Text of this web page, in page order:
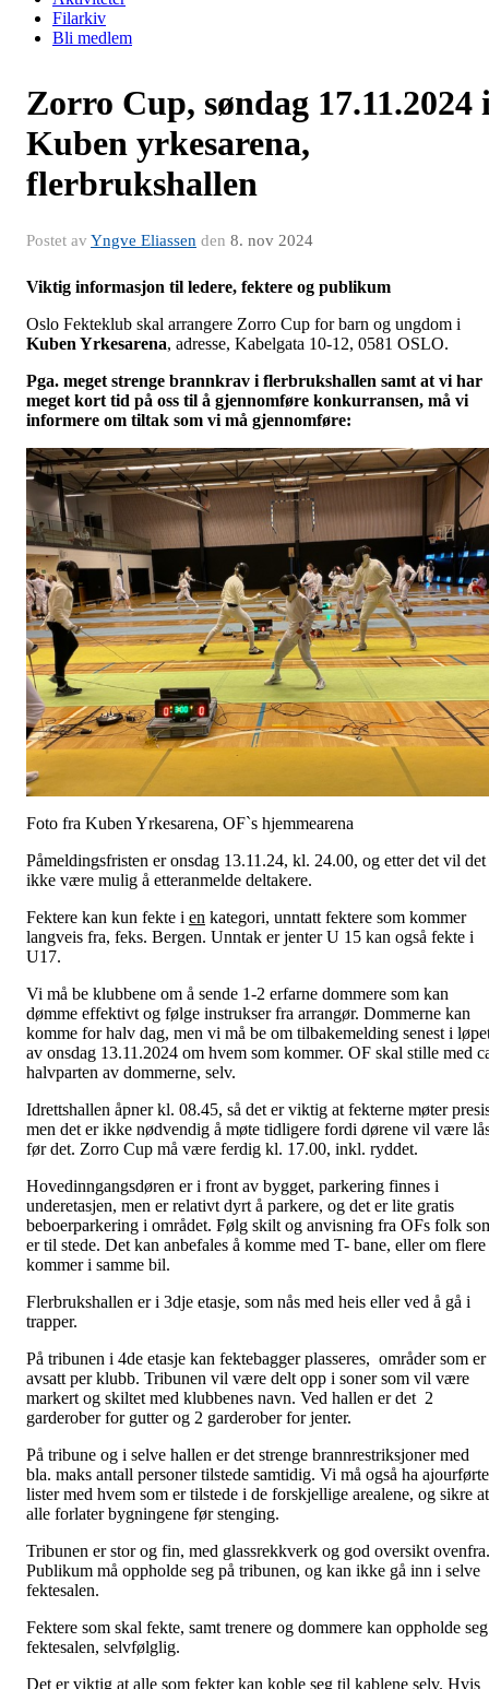
Filarkiv
Bli medlem
Zorro Cup, søndag 17.11.2024
Kuben yrkesarena,
flerbrukshallen
Postet av Yngve Eliassen den 8. nov 2024
Viktig informasjon til ledere, fektere og publikum
Oslo Fekteklub skal arrangere Zorro Cup for barn og ungdom i
Kuben Yrkesarena, adresse, Kabelgata 10-12, 0581 OSLO.
Pga. meget strenge brannkrav i flerbrukshallen samt at vi har
meget kort tid på oss til å gjennomføre konkurransen, må vi
informere om tiltak som vi må gjennomføre:
Foto fra Kuben Yrkesarena, OF`s hjemmearena
Påmeldingsfristen er onsdag 13.11.24, kl. 24.00, og etter det vil det
ikke være mulig å etteranmelde deltakere.
Fektere kan kun fekte i en kategori, unntatt fektere som kommer
langveis fra, feks. Bergen. Unntak er jenter U 15 kan også fekte i
U17.
Vi må be klubbene om å sende 1-2 erfarne dommere som kan
dømme effektivt og følge instrukser fra arrangør. Dommerne kan
komme for halv dag, men vi må be om tilbakemelding senest i
av onsdag 13.11.2024 om hvem som kommer. OF skal stille med
halvparten av dommerne, selv.
Idrettshallen åpner kl. 08.45, så det er viktig at fekterne møter
men det er ikke nødvendig å møte tidligere fordi dørene vil være
før det. Zorro Cup må være ferdig kl. 17.00, inkl. ryddet.
Hovedinngangsdøren er i front av bygget, parkering finnes i
underetasjen, men er relativt dyrt å parkere, og det er lite gratis
beboerparkering i området. Følg skilt og anvisning fra OFs folk
er til stede. Det kan anbefales å komme med T- bane, eller om flere
kommer i samme bil.
Flerbrukshallen er i 3dje etasje, som nås med heis eller ved å gå i
trapper.
På tribunen i 4de etasje kan fektebagger plasseres, områder som er
avsatt per klubb. Tribunen vil være delt opp i soner som vil være
markert og skiltet med klubbenes navn. Ved hallen er det 2
garderober for gutter og 2 garderober for jenter.
På tribune og i selve hallen er det strenge brannrestriksjoner med
bla. maks antall personer tilstede samtidig. Vi må også ha ajourførte
lister med hvem som er tilstede i de forskjellige arealene, og sikre at
alle forlater bygningene før stenging.
Tribunen er stor og fin, med glassrekkverk og god oversikt ovenfra.
Publikum må oppholde seg på tribunen, og kan ikke gå inn i selve
fektesalen.
Fektere som skal fekte, samt trenere og dommere kan oppholde
fektesalen, selvfølglig.
Det er viktig at alle som fekter kan koble seg til kablene selv. Hvis